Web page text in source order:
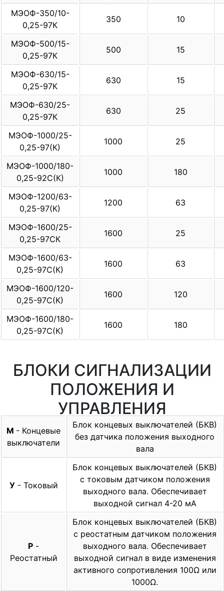
МЭОФ-350/10-
0,25-97К
350 10
МЭОФ-500/15-
0,25-97К
500 15
МЭОФ-630/15-
0,25-97К
630 15
МЭОФ-630/25-
0,25-97К
630 25
МЭОФ-1000/25-
0,25-97(К)
1000 25
МЭОФ-1000/180-
0,25-92С(К)
1000 180
МЭОФ-1200/63-
0,25-97(К)
1200 63
МЭОФ-1600/25-
0,25-97СК
1600 25
МЭОФ-1600/63-
0,25-97С(К)
1600 63
МЭОФ-1600/120-
0,25-97С(К)
1600 120
МЭОФ-1600/180-
0,25-97С(К)
1600 180
БЛОКИ СИГНАЛИЗАЦИИ
ПОЛОЖЕНИЯ И
УПРАВЛЕНИЯ
М - Концевые
выключатели
Блок концевых выключателей (БКВ)
без датчика положения выходного
вала
У- Токовый
Блок концевых выключателей (БКВ)
с токовым датчиком положения
выходного вала. Обеспечивает
выходной сигнал 4-20 мА
Р -
Реостатный
Блок концевых выключателей (БКВ)
с реостатным датчиком положения
выходного вала. Обеспечивает
выходной сигнал в виде изменения
активного сопротивления 100Ω или
1000Ω.